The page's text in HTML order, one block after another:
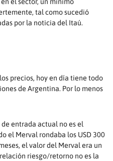
tal como sucedió
por la noticia del Itaú.
precios, hoy en día tiene todo
de Argentina. Por lo menos
entrada actual no es el
el Merval rondaba los USD 300
el valor del Merval era un
riesgo/retorno no es la